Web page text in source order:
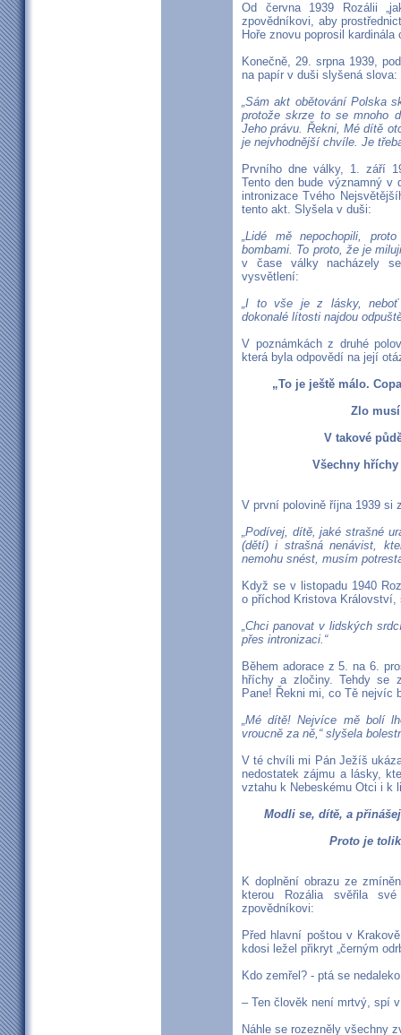
Od června 1939 Rozálii
zpovědníkovi, aby
Hoře znovu poprosil
Konečně, 29. srpna 1939,
na papír v duši slyšená slova:
„Sám akt obětování Polska
protože skrze to se mnoho
Jeho právu. Řekni, Mé dítě
je nejvhodnější chvíle. Je
Prvního dne války, 1. září
Tento den bude významný v
intronizace Tvého
tento akt. Slyšela v duši:
„Lidé mě nepochopili,
bombami. To proto, že je
v čase války nacházely
vysvětlení:
„I to vše je z lásky, neboť
dokonalé lítosti najdou
V poznámkách z druhé
která byla odpovědí na její
„To je ještě málo.
Zlo
V takové
Všechny
V první polovině října 1939 si
„Podívej, dítě, jaké strašné
(dětí) i strašná nenávist,
nemohu snést, musím
Když se v listopadu 1940
o příchod Kristova Království,
„Chci panovat v lidských
přes intronizaci.“
Během adorace z 5. na 6.
hříchy a zločiny. Tehdy se
Pane! Řekni mi, co Tě nejvíc
„Mé dítě! Nejvíce mě bolí
vroucně za ně,“ slyšela
V té chvíli mi Pán Ježíš
nedostatek zájmu a lásky,
vztahu k Nebeskému Otci i k
Modli se, dítě, a
Proto je
K doplnění obrazu ze
kterou Rozália svěřila
zpovědníkovi:
Před hlavní poštou v
kdosi ležel přikryt „černým
Kdo zemřel? - ptá se
– Ten člověk není mrtvý, spí
Náhle se rozezněly všechny